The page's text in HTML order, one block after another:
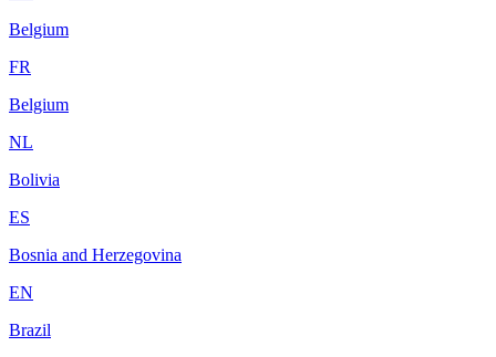
Belgium
FR
Belgium
NL
Bolivia
ES
Bosnia and Herzegovina
EN
Brazil